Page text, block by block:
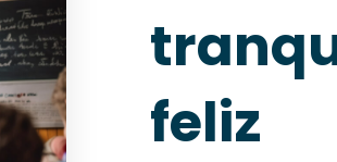
feliz